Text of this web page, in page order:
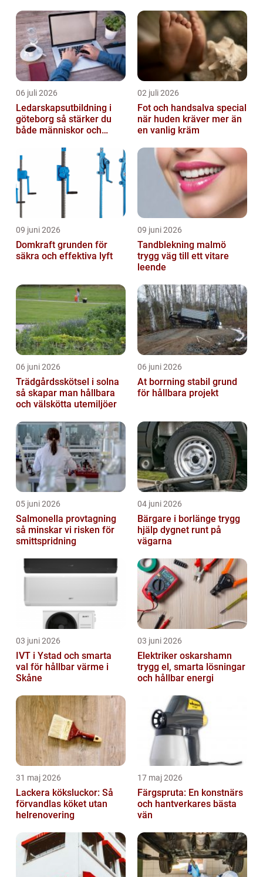
06 juli 2026
Ledarskapsutbildning i
göteborg så stärker du
både människor och
02 juli 2026
Fot och handsalva special
när huden kräver mer än
en vanlig kräm
09 juni 2026
Domkraft grunden för
säkra och effektiva lyft
09 juni 2026
Tandblekning malmö
trygg väg till ett vitare
leende
06 juni 2026
Trädgårdsskötsel i solna
så skapar man hållbara
och välskötta utemiljöer
06 juni 2026
At borrning stabil grund
för hållbara projekt
05 juni 2026
Salmonella provtagning
så minskar vi risken för
smittspridning
04 juni 2026
Bärgare i borlänge trygg
hjälp dygnet runt på
vägarna
03 juni 2026
IVT i Ystad och smarta
val för hållbar värme i
Skåne
03 juni 2026
Elektriker oskarshamn
trygg el, smarta lösningar
och hållbar energi
31 maj 2026
Lackera köksluckor: Så
förvandlas köket utan
helrenovering
17 maj 2026
Färgspruta: En konstnärs
och hantverkares bästa
vän